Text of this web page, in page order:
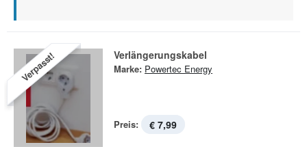
Verpasst! Verlängerungskabel
Marke: Powertec Energy
Preis: € 7,99